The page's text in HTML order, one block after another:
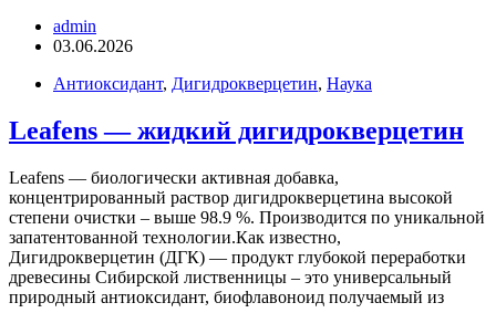
admin
03.06.2026
Антиоксидант, Дигидрокверцетин, Наука
Leafens — жидкий дигидрокверцетин
Leafens — биологически активная добавка,
концентрированный раствор дигидрокверцетина высокой
степени очистки – выше 98.9 %. Производится по уникальной
запатентованной технологии.Как известно,
Дигидрокверцетин (ДГК) — продукт глубокой переработки
древесины Сибирской лиственницы – это универсальный
природный антиоксидант, биофлавоноид получаемый из